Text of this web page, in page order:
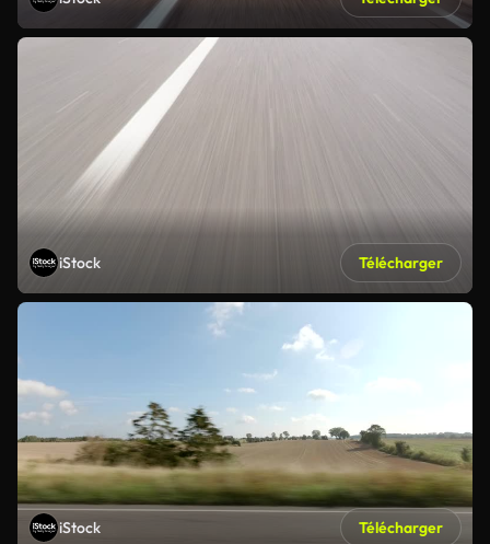
iStock Télécharger
iStock Télécharger